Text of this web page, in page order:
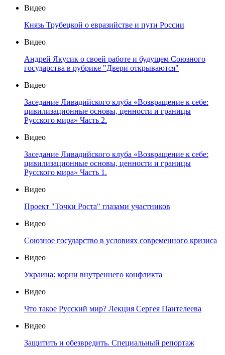
Видео
Князь Трубецкой о евразийстве и пути России
Видео
Андрей Якусик о своей работе и будущем Союзного
государства в рубрике "Двери открываются"
Видео
Заседание Ливадийского клуба «Возвращение к себе:
цивилизационные основы, ценности и границы
Русского мира» Часть 2.
Видео
Заседание Ливадийского клуба «Возвращение к себе:
цивилизационные основы, ценности и границы
Русского мира» Часть 1.
Видео
Проект "Точки Роста" глазами участников
Видео
Союзное государство в условиях современного кризиса
Видео
Украина: корни внутреннего конфликта
Видео
Что такое Русский мир? Лекция Сергея Пантелеева
Видео
Защитить и обезвредить. Специальный репортаж